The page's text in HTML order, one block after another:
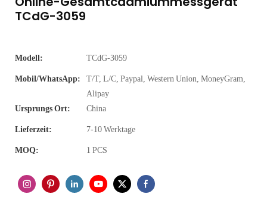
TCdG-3059
Modell: TCdG-3059
Mobil/WhatsApp:
T/T, L/C, Paypal, Western Union, MoneyGram,
Alipay
Ursprungs Ort:
China
Lieferzeit: 7-10 Werktage
MOQ: 1 PCS